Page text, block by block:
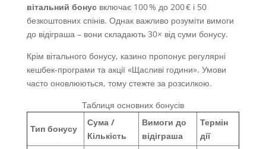
вітальний бонусвключає 100 % до 200 € і 50
безкоштовних спінів. Однак важливо розуміти вимоги
до відіграша – вони складають 30× від суми бонусу.
Крім вітального бонусу, казино пропонує регулярні
кешбек‑програми та акції «Щасливі години». Умови
часто оновлюються, тому стежте за розсилкою.
Таблиця основних бонусів
Тип бонусу
Сума /
Кількість
Вимоги до
відіграша
Термін
дії